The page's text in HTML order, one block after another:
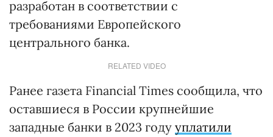
разработан в соответствии с
требованиями Европейского
центрального банка.
RELATED VIDEO
Ранее газета Financial Times сообщила, что
оставшиеся в России крупнейшие
западные банки в 2023 году уплатили